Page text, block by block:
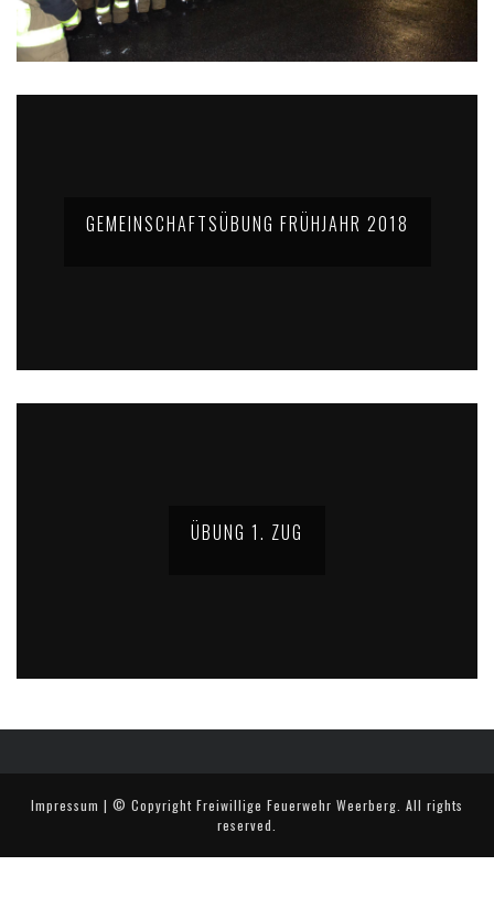
GEMEINSCHAFTSÜBUNG FRÜHJAHR 2018
ÜBUNG 1. ZUG
Impressum | © Copyright Freiwillige Feuerwehr Weerberg . All rights
reserved.